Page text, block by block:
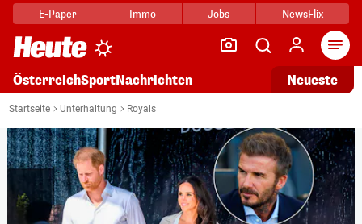
E-Paper Immo Jobs NewsFlix
ÖsterreichSportNachrichten Neueste
Startseite Unterhaltung Royals